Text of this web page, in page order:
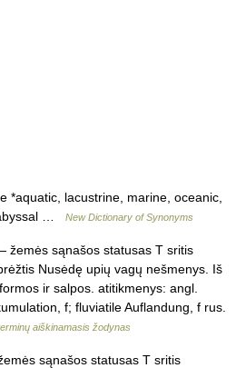
*aquatic, lacustrine, marine, oceanic,
…
New Dictionary of Synonyms
žemės sąnašos statusas T sritis
Nusėdę upių vagų nešmenys. Iš
ir salpos. atitikmenys: angl.
f; fluviatile Auflandung, f rus.
aiškinamasis žodynas
sąnašos statusas T sritis